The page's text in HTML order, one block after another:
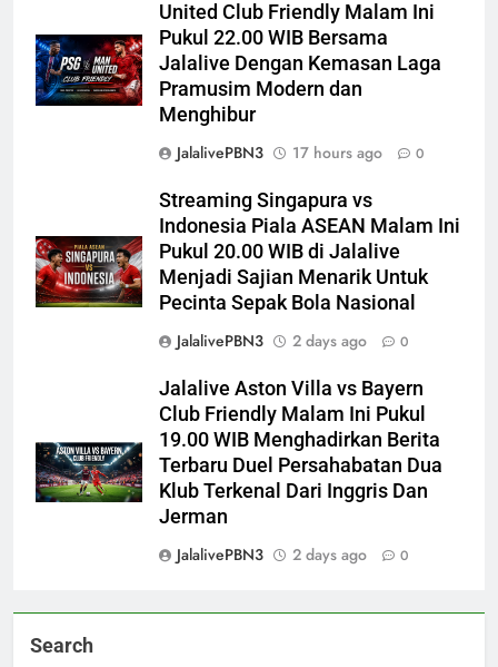
United Club Friendly Malam Ini
Pukul 22.00 WIB Bersama
Jalalive Dengan Kemasan Laga
Pramusim Modern dan
Menghibur
JalalivePBN3
17 hours ago 0
Streaming Singapura vs
Indonesia Piala ASEAN Malam Ini
Pukul 20.00 WIB di Jalalive
Menjadi Sajian Menarik Untuk
Pecinta Sepak Bola Nasional
JalalivePBN3
2 days ago 0
Jalalive Aston Villa vs Bayern
Club Friendly Malam Ini Pukul
19.00 WIB Menghadirkan Berita
Terbaru Duel Persahabatan Dua
Klub Terkenal Dari Inggris Dan
Jerman
JalalivePBN3
2 days ago 0
Search